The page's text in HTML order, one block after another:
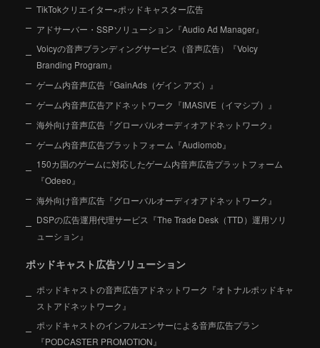
TikTokクリエイター×ポッドキャスター広告
アドサーバー・SSPソリューション『Audio Ad Manager』
Voicyの音声ブランディングサービス（音声広告）『Voicy
Branding Program』
ゲーム内音声広告『GainAds（ゲイン アズ）』
ゲーム内音声広告アドネットワーク『IMASIVE（イマシブ）』
海外向け音声広告『グローバルオーディオアドネットワーク』
ゲーム内音声広告プラットフォーム『Audiomob』
150カ国のゲームに対応したゲーム内音声広告プラットフォーム
『Odeeo』
海外向け音声広告『グローバルオーディオアドネットワーク』
DSPの広告運用代理サービス『The Trade Desk（TTD）運用ソリ
ューション』
ポッドキャスト広告ソリューション
ポッドキャストの音声広告アドネットワーク『オトナルポッドキャ
ストアドネットワーク』
ポッドキャストのインフルエンサーによる音声広告プラン
『PODCASTER PROMOTION』